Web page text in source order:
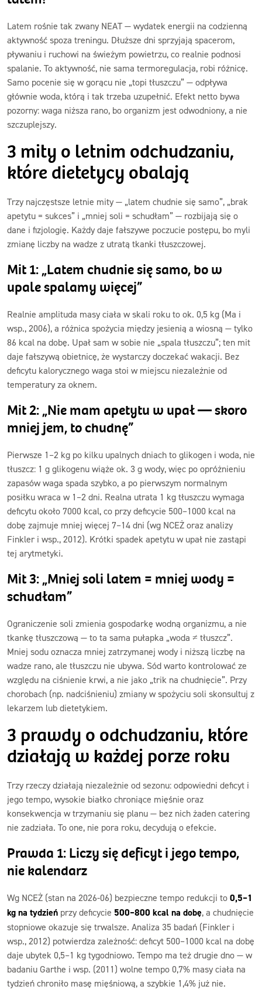
Latem rośnie tak zwany NEAT — wydatek energii na codzienną
aktywność spoza treningu. Dłuższe dni sprzyjają spacerom,
pływaniu i ruchowi na świeżym powietrzu, co realnie podnosi
spalanie. To aktywność, nie sama termoregulacja, robi różnicę.
Samo pocenie się w gorącu nie „topi tłuszczu” — odpływa
głównie woda, którą i tak trzeba uzupełnić. Efekt netto bywa
pozorny: waga niższa rano, bo organizm jest odwodniony, a nie
szczuplejszy.
3 mity o letnim odchudzaniu,
które dietetycy obalają
Trzy najczęstsze letnie mity — „latem chudnie się samo”, „brak
apetytu = sukces” i „mniej soli = schudłam” — rozbijają się o
dane i fizjologię. Każdy daje fałszywe poczucie postępu, bo myli
zmianę liczby na wadze z utratą tkanki tłuszczowej.
Mit 1: „Latem chudnie się samo, bo w
upale spalamy więcej”
Realnie amplituda masy ciała w skali roku to ok. 0,5 kg (Ma i
wsp., 2006), a różnica spożycia między jesienią a wiosną — tylko
86 kcal na dobę. Upał sam w sobie nie „spala tłuszczu”; ten mit
daje fałszywą obietnicę, że wystarczy doczekać wakacji. Bez
deficytu kalorycznego waga stoi w miejscu niezależnie od
temperatury za oknem.
Mit 2: „Nie mam apetytu w upał — skoro
mniej jem, to chudnę”
Pierwsze 1–2 kg po kilku upalnych dniach to glikogen i woda, nie
tłuszcz: 1 g glikogenu wiąże ok. 3 g wody, więc po opróżnieniu
zapasów waga spada szybko, a po pierwszym normalnym
posiłku wraca w 1–2 dni. Realna utrata 1 kg tłuszczu wymaga
deficytu około 7000 kcal, co przy deficycie 500–1000 kcal na
dobę zajmuje mniej więcej 7–14 dni (wg NCEŻ oraz analizy
Finkler i wsp., 2012). Krótki spadek apetytu w upał nie zastąpi
tej arytmetyki.
Mit 3: „Mniej soli latem = mniej wody =
schudłam”
Ograniczenie soli zmienia gospodarkę wodną organizmu, a nie
tkankę tłuszczową — to ta sama pułapka „woda ≠ tłuszcz”.
Mniej sodu oznacza mniej zatrzymanej wody i niższą liczbę na
wadze rano, ale tłuszczu nie ubywa. Sód warto kontrolować ze
względu na ciśnienie krwi, a nie jako „trik na chudnięcie”. Przy
chorobach (np. nadciśnieniu) zmiany w spożyciu soli skonsultuj z
lekarzem lub dietetykiem.
3 prawdy o odchudzaniu, które
działają w każdej porze roku
Trzy rzeczy działają niezależnie od sezonu: odpowiedni deficyt i
jego tempo, wysokie białko chroniące mięśnie oraz
konsekwencja w trzymaniu się planu — bez nich żaden catering
nie zadziała. To one, nie pora roku, decydują o efekcie.
Prawda 1: Liczy się deficyt i jego tempo,
nie kalendarz
Wg NCEŻ (stan na 2026-06) bezpieczne tempo redukcji to 0,5–1
kg na tydzień przy deficycie 500–800 kcal na dobę, a chudnięcie
stopniowe okazuje się trwalsze. Analiza 35 badań (Finkler i
wsp., 2012) potwierdza zależność: deficyt 500–1000 kcal na dobę
daje ubytek 0,5–1 kg tygodniowo. Tempo ma też drugie dno — w
badaniu Garthe i wsp. (2011) wolne tempo 0,7% masy ciała na
tydzień chroniło masę mięśniową, a szybkie 1,4% już nie.